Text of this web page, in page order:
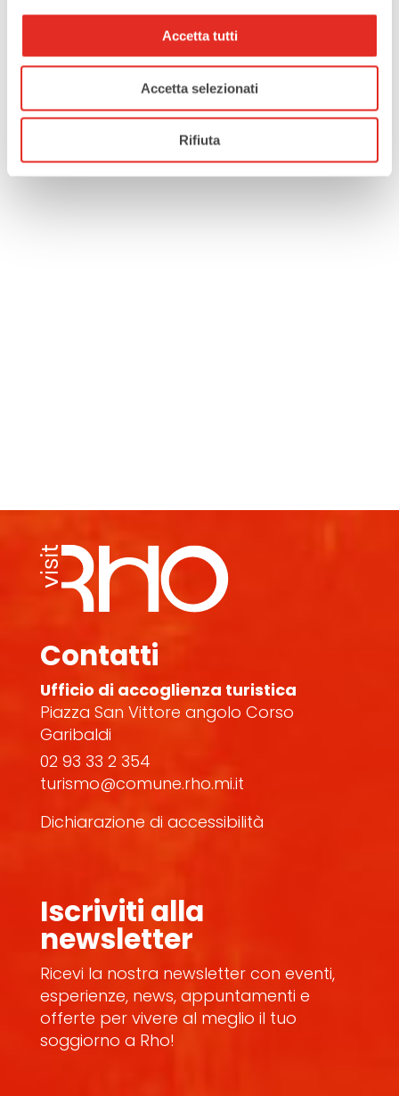
Accetta tutti
Accetta selezionati
Rifiuta
Contatti
Ufficio di accoglienza turistica
Piazza San Vittore angolo Corso
Garibaldi
02 93 33 2 354
turismo@comune.rho.mi.it
Dichiarazione di accessibilità
Iscriviti alla
newsletter
Ricevi la nostra newsletter con eventi,
esperienze, news, appuntamenti e
offerte per vivere al meglio il tuo
soggiorno a Rho!